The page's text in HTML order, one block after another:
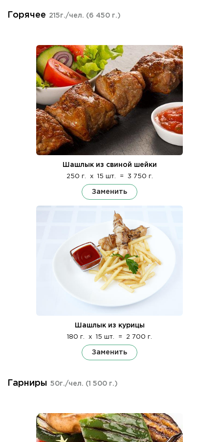
Горячее 215г./чел. (6 450 г.)
Шашлык из свиной шейки
250 г. x 15 шт. = 3 750 г.
Заменить
Шашлык из курицы
180 г. x 15 шт. = 2 700 г.
Заменить
Гарниры 50г./чел. (1 500 г.)